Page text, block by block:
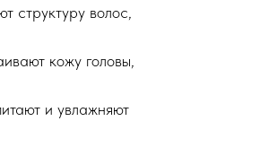
структуру волос,
кожу головы,
и увлажняют